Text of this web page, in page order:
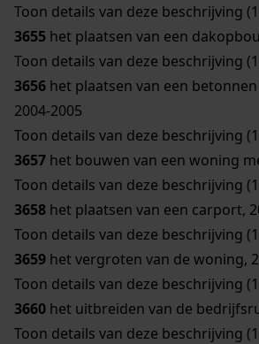
Toon details van deze beschrijving
3655 het plaatsen van een
Toon details van deze beschrijving
3656 het plaatsen van een
2004-2005
Toon details van deze beschrijving
3657 het bouwen van een woning
Toon details van deze beschrijving
3658 het plaatsen van een carport,
Toon details van deze beschrijving
3659 het vergroten van de woning,
Toon details van deze beschrijving
3660 het uitbreiden van de
Toon details van deze beschrijving